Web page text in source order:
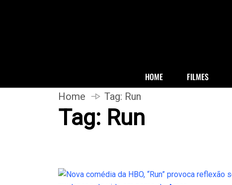
HOME FILMES
Home
Tag: Run
Tag: Run